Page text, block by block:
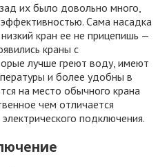
их было довольно много,
Сама насадка
кран ее не прицепишь —
краны с
лучше греют воду, имеют
и более удобны в
на место обычного крана
чем отличается
подключения.